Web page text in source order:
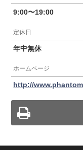
9:00〜19:00
定休日
年中無休
ホームページ
http://